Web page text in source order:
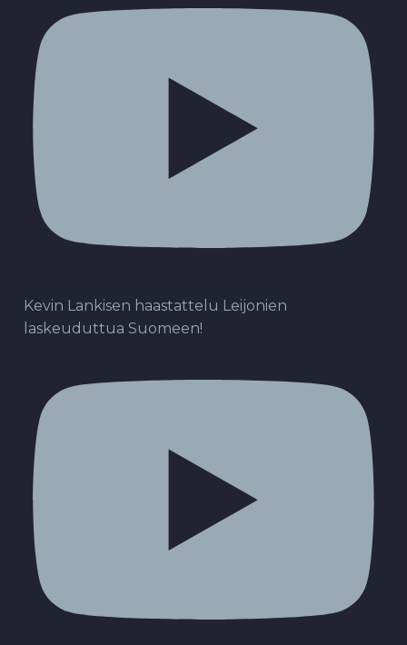
Kevin Lankisen haastattelu Leijonien
laskeuduttua Suomeen!